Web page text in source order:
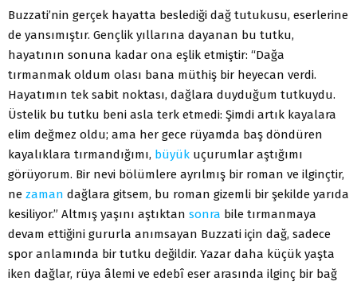
Buzzati’nin gerçek hayatta beslediği dağ tutukusu, eserlerine
de yansımıştır. Gençlik yıllarına dayanan bu tutku,
hayatının sonuna kadar ona eşlik etmiştir: “Dağa
tırmanmak oldum olası bana müthiş bir heyecan verdi.
Hayatımın tek sabit noktası, dağlara duyduğum tutkuydu.
Üstelik bu tutku beni asla terk etmedi: Şimdi artık kayalara
elim değmez oldu; ama her gece rüyamda baş döndüren
kayalıklara tırmandığımı, büyük uçurumlar aştığımı
görüyorum. Bir nevi bölümlere ayrılmış bir roman ve ilginçtir,
ne zaman dağlara gitsem, bu roman gizemli bir şekilde yarıda
kesiliyor.” Altmış yaşını aştıktan sonra bile tırmanmaya
devam ettiğini gururla anımsayan Buzzati için dağ, sadece
spor anlamında bir tutku değildir. Yazar daha küçük yaşta
iken dağlar, rüya âlemi ve edebî eser arasında ilginç bir bağ